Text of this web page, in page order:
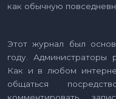
как обычную
Этот журнал был
году. Администраторы
Как и в любом
общаться
комментировать